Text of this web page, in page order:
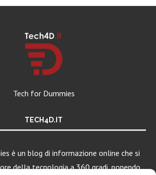
Tech for Dummies
TECH4D.IT
è un blog di informazione online che si
della tecnologia a 360 gradi, ponendo